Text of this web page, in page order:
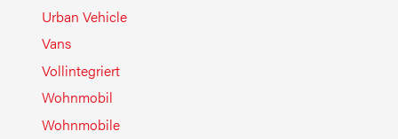
Urban Vehicle
Vans
Vollintegriert
Wohnmobil
Wohnmobile